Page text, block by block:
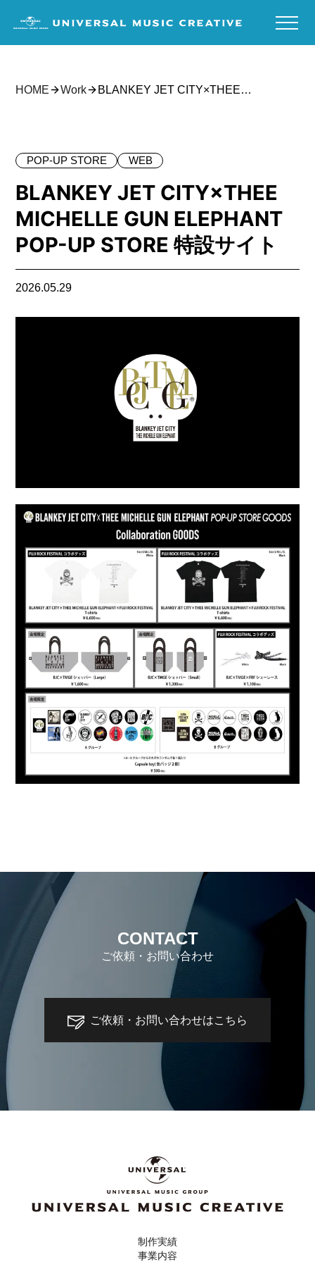
HOME Work
BLANKEY JET CITY×THEE
POP-UP STORE WEB
BLANKEY JET CITY×THEE
MICHELLE GUN ELEPHANT
POP-UP STORE 特設サイト
2026.05.29
CONTACT
ご依頼・お問い合わせ
ご依頼・お問い合わせはこちら
制作実績
事業内容